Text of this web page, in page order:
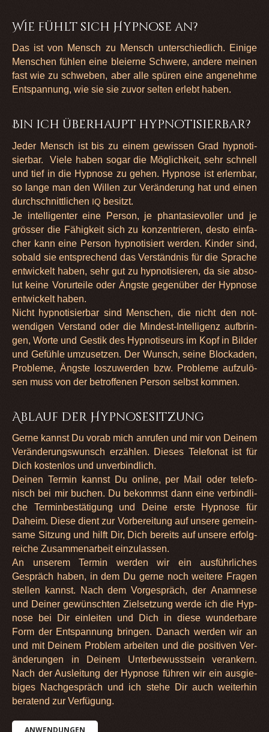
Wie fühlt sich Hypnose an?
Das ist von Mensch zu Mensch unter­schied­lich. Einige
Men­schen füh­len eine blei­erne Schwere, andere mei­nen
fast wie zu schwe­ben, aber alle spü­ren eine ange­nehme
Ent­span­nung, wie sie sie zuvor sel­ten erlebt haben.
Bin ich überhaupt hypnotisierbar?
Jeder Mensch ist bis zu einem gewis­sen Grad hyp­no­ti­
sier­bar. Viele haben sogar die Mög­lich­keit, sehr schnell
und tief in die Hyp­nose zu gehen. Hyp­nose ist erlern­bar,
so lange man den Wil­len zur Ver­än­de­rung hat und einen
durch­schnitt­li­chen IQ besitzt.
Je intel­li­gen­ter eine Per­son, je phan­ta­sie­vol­ler und je
grös­ser die Fähig­keit sich zu kon­zen­trie­ren, desto ein­fa­
cher kann eine Per­son hyp­no­ti­siert wer­den. Kin­der sind,
sobald sie ent­spre­chend das Ver­ständ­nis für die Spra­che
ent­wi­ckelt haben, sehr gut zu hyp­no­ti­sie­ren, da sie abso­
lut keine Vor­ur­teile oder Ängste gegen­über der Hyp­nose
ent­wi­ckelt haben.
Nicht hyp­no­ti­sier­bar sind Men­schen, die nicht den not­
wen­di­gen Ver­stand oder die Min­dest-Intel­li­genz auf­brin­
gen, Worte und Ges­tik des Hyp­no­ti­seurs im Kopf in Bil­der
und Gefühle umzu­set­zen. Der Wunsch, seine Blo­cka­den,
Pro­bleme, Ängste los­zu­wer­den bzw. Pro­bleme auf­zu­lö­
sen muss von der betrof­fe­nen Per­son selbst kom­men.
Ablauf der Hypnosesitzung
Gerne kannst Du vorab mich anru­fen und mir von Dei­nem
Ver­än­de­rungs­wunsch erzäh­len. Die­ses Tele­fo­nat ist für
Dich kos­ten­los und unver­bind­lich.
Dei­nen Ter­min kannst Du online, per Mail oder tele­fo­
nisch bei mir buchen. Du bekommst dann eine ver­bind­li­
che Ter­min­be­stä­ti­gung und Deine erste Hyp­nose für
Daheim. Diese dient zur Vor­be­rei­tung auf unsere gemein­
same Sit­zung und hilft Dir, Dich bereits auf unsere erfolg­
rei­che Zusam­men­ar­beit ein­zu­las­sen.
An unse­rem Ter­min wer­den wir ein aus­führ­li­ches
Gespräch haben, in dem Du gerne noch wei­tere Fra­gen
stel­len kannst. Nach dem Vor­ge­spräch, der Ana­mnese
und Dei­ner gewünsch­ten Ziel­set­zung werde ich die Hyp­
nose bei Dir ein­lei­ten und Dich in diese wun­der­bare
Form der Ent­span­nung brin­gen. Danach wer­den wir an
und mit Dei­nem Pro­blem arbei­ten und die posi­ti­ven Ver­
än­de­run­gen in Dei­nem Unter­be­wusst­sein ver­an­kern.
Nach der Aus­lei­tung der Hyp­nose füh­ren wir ein aus­gie­
bi­ges Nach­ge­spräch und ich stehe Dir auch wei­ter­hin
bera­tend zur Ver­fü­gung.